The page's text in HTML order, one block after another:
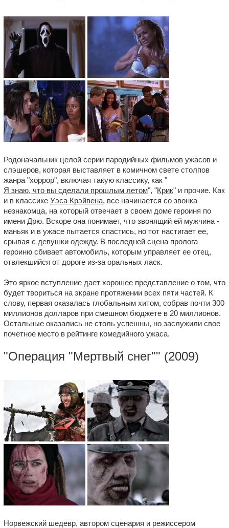
Родоначальник целой серии пародийных фильмов ужасов и
слэшеров, которая выставляет в комичном свете столпов
жанра "хоррор", включая такую классику, как "
Я знаю, что вы сделали прошлым летом", "Крик" и прочие. Как
и в классике Уэса Крэйвена, все начинается со звонка
незнакомца, на который отвечает в своем доме героиня по
имени Дрю. Вскоре она понимает, что звонящий ей мужчина -
маньяк и в ужасе пытается спастись, но тот настигает ее,
срывая с девушки одежду. В последней сцена пролога
героиню сбивает автомобиль, которым управляет ее отец,
отвлекшийся от дороге из-за оральных ласк.
Это яркое вступление дает хорошее представление о том, что
будет твориться на экране протяжении всех пяти частей. К
слову, первая оказалась глобальным хитом, собрав почти 300
миллионов долларов при смешном бюджете в 20 миллионов.
Остальные оказались не столь успешны, но заслужили свое
почетное место в рейтинге комедийного ужаса.
"Операция "Мертвый снег"" (2009)
Норвежский шедевр, автором сценария и режиссером